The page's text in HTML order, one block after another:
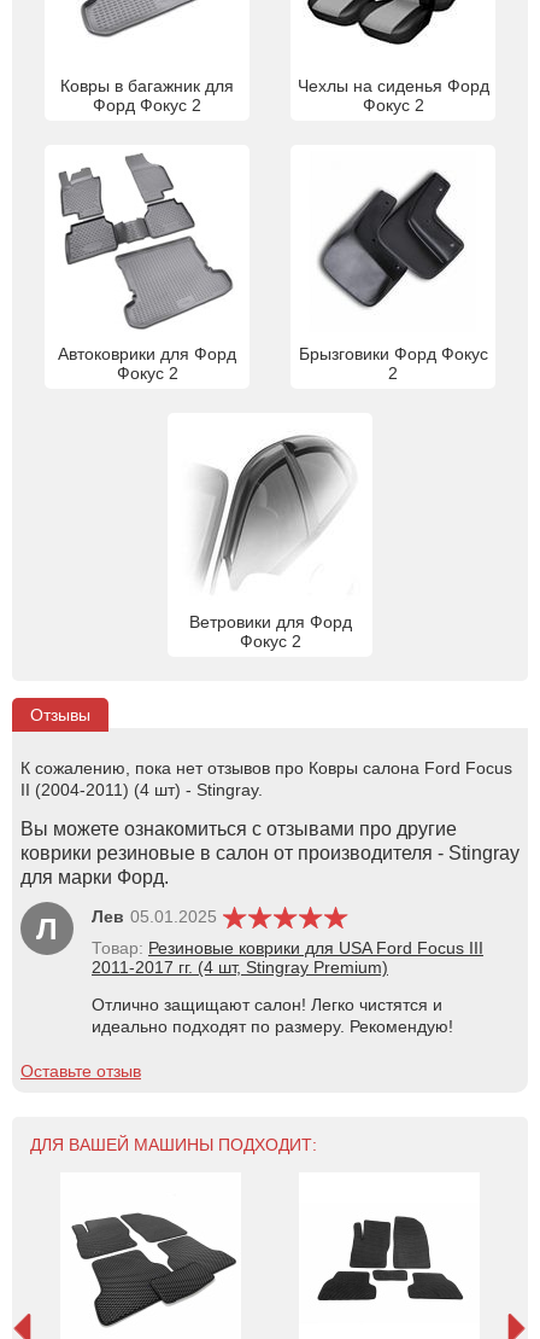
Ковры в багажник для
Форд Фокус 2
Чехлы на сиденья Форд
Фокус 2
Автоковрики для Форд
Фокус 2
Брызговики Форд Фокус
2
Ветровики для Форд
Фокус 2
Отзывы
К сожалению, пока нет отзывов про Ковры салона Ford Focus
II (2004-2011) (4 шт) - Stingray.
Вы можете ознакомиться с отзывами про другие
коврики резиновые в салон от производителя - Stingray
для марки Форд.
Л Лев 05.01.2025
Товар: Резиновые коврики для USA Ford Focus III
2011-2017 гг. (4 шт, Stingray Premium)
Отлично защищают салон! Легко чистятся и
идеально подходят по размеру. Рекомендую!
Оставьте отзыв
ДЛЯ ВАШЕЙ МАШИНЫ ПОДХОДИТ: